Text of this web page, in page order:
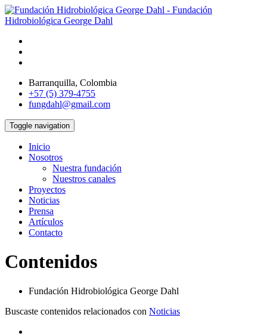
Barranquilla, Colombia
+57 (5) 379-4755
fungdahl@gmail.com
Toggle navigation
Inicio
Nosotros
Nuestra fundación
Nuestros canales
Proyectos
Noticias
Prensa
Artículos
Contacto
Contenidos
Fundación Hidrobiológica George Dahl
Buscaste contenidos relacionados con Noticias